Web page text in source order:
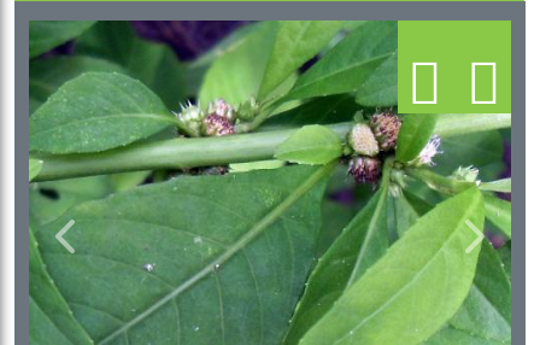
Previous Next